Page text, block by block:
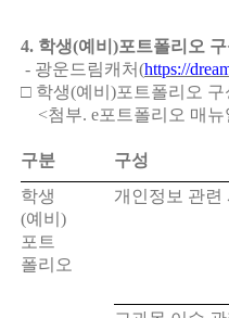
4. 학생(예비 )포트폴리오 구
- 광운드림캐처(https://
□ 학생(예비 )포트폴리오 구
<첨부. e포트폴리오 매뉴
구분 구성
학생
(예비 )
포트
폴리오
개인정보 관련